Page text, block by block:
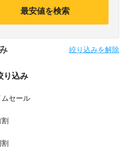
select
Press
the
最安値を検索
絞り込みを解除
り込み
ムセール